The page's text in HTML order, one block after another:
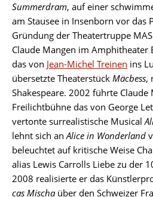
Summerdram, auf einer
am Stausee in Insenborn vor das
Gründung der Theatertruppe
Claude Mangen im
das von Jean-Michel Treinen ins
übersetzte Theaterstück Mäcbess,
Shakespeare. 2002 führte
Freilichtbühne das von George
vertonte surrealistische Musical
lehnt sich anAlice in Wonderland
beleuchtet auf kritische Weise
alias Lewis Carrolls Liebe zu der
2008 realisierte er das
cas Mischaüber den Schweizer